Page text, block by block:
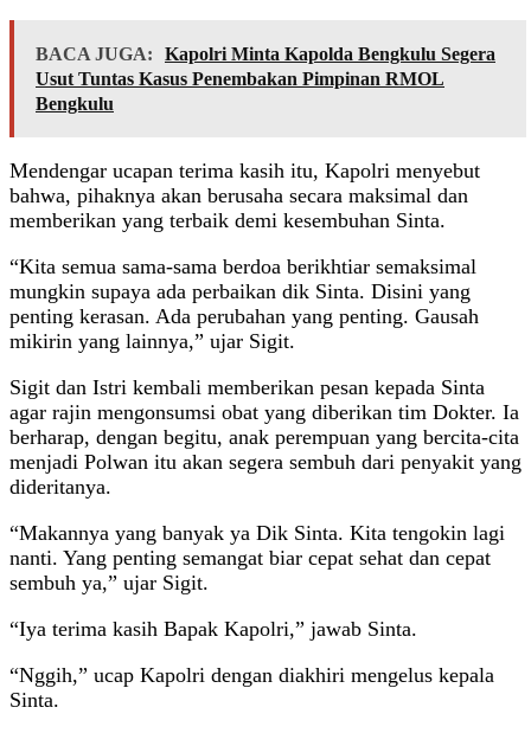
BACA JUGA:
Kapolri Minta Kapolda Bengkulu Segera
Usut Tuntas Kasus Penembakan Pimpinan RMOL
Bengkulu
Mendengar ucapan terima kasih itu, Kapolri menyebut
bahwa, pihaknya akan berusaha secara maksimal dan
memberikan yang terbaik demi kesembuhan Sinta.
“Kita semua sama-sama berdoa berikhtiar semaksimal
mungkin supaya ada perbaikan dik Sinta. Disini yang
penting kerasan. Ada perubahan yang penting. Gausah
mikirin yang lainnya,” ujar Sigit.
Sigit dan Istri kembali memberikan pesan kepada Sinta
agar rajin mengonsumsi obat yang diberikan tim Dokter. Ia
berharap, dengan begitu, anak perempuan yang bercita-cita
menjadi Polwan itu akan segera sembuh dari penyakit yang
dideritanya.
“Makannya yang banyak ya Dik Sinta. Kita tengokin lagi
nanti. Yang penting semangat biar cepat sehat dan cepat
sembuh ya,” ujar Sigit.
“Iya terima kasih Bapak Kapolri,” jawab Sinta.
“Nggih,” ucap Kapolri dengan diakhiri mengelus kepala
Sinta.